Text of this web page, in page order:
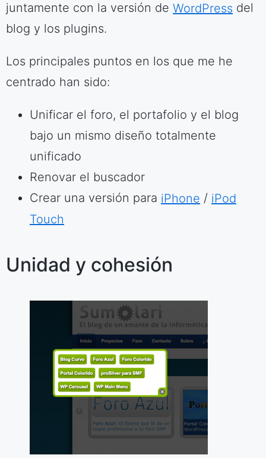
juntamente con la versión de WordPress del
blog y los plugins.
Los principales puntos en los que me he
centrado han sido:
Unificar el foro, el portafolio y el blog
bajo un mismo diseño totalmente
unificado
Renovar el buscador
Crear una versión para iPhone / iPod
Touch
Unidad y cohesión